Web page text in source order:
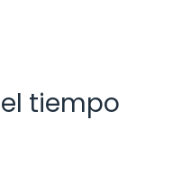
tiempo